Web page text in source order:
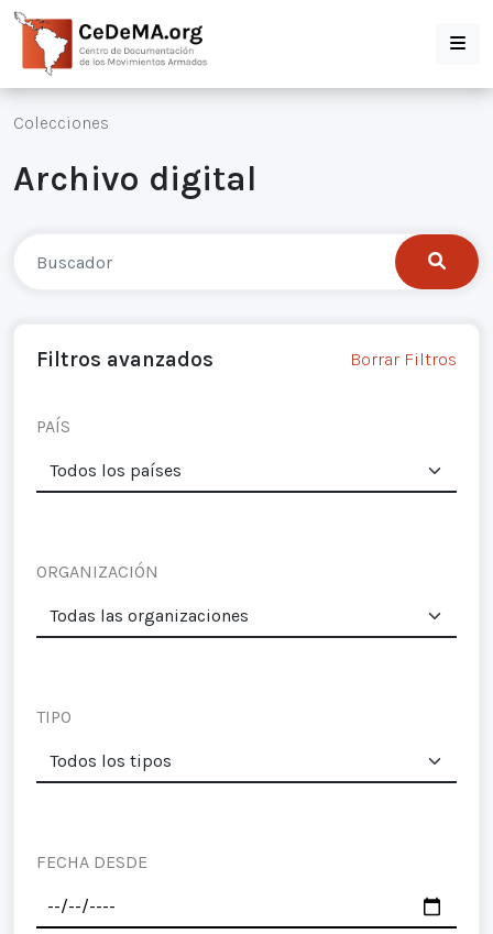
Colecciones
Archivo digital
Filtros avanzados Borrar Filtros
PAÍS
ORGANIZACIÓN
TIPO
FECHA DESDE